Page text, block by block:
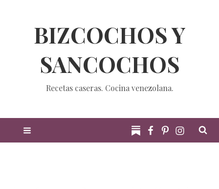
BIZCOCHOS Y
SANCOCHOS
Recetas caseras. Cocina venezolana.